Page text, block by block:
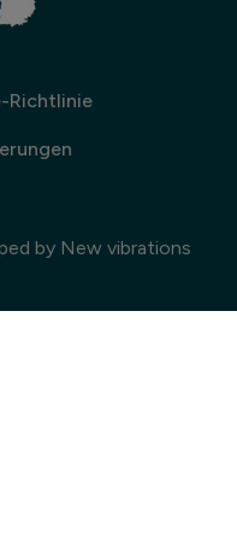
Richtlinie
by New vibrations